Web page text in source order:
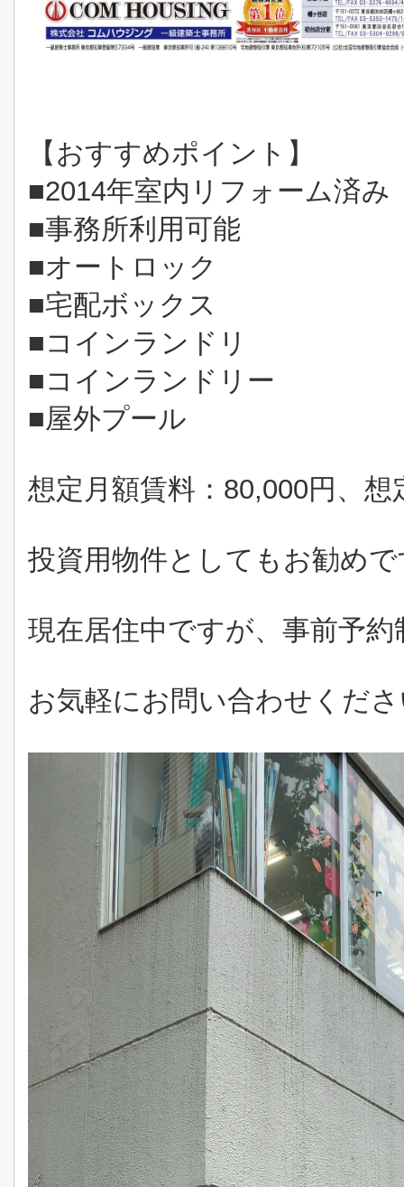
【おすすめポイント】
■2014年室内リフォーム済み
■事務所利用可能
■オートロック
■宅配ボックス
■コインランドリ
■コインランドリー
■屋外プール
想定月額賃料：80,000円、
投資用物件としてもお勧め
現在居住中ですが、事前予
お気軽にお問い合わせくだ